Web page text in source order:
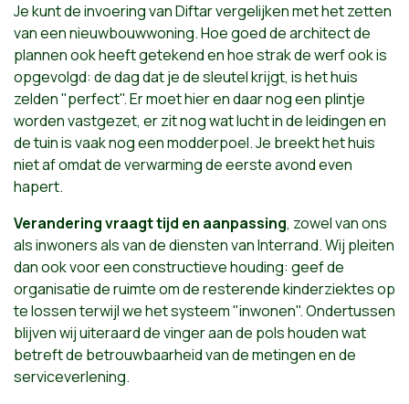
Je kunt de invoering van Diftar vergelijken met het zetten
van een nieuwbouwwoning. Hoe goed de architect de
plannen ook heeft getekend en hoe strak de werf ook is
opgevolgd: de dag dat je de sleutel krijgt, is het huis
zelden "perfect". Er moet hier en daar nog een plintje
worden vastgezet, er zit nog wat lucht in de leidingen en
de tuin is vaak nog een modderpoel. Je breekt het huis
niet af omdat de verwarming de eerste avond even
hapert.
Verandering vraagt tijd en aanpassing, zowel van ons
als inwoners als van de diensten van Interrand. Wij pleiten
dan ook voor een constructieve houding: geef de
organisatie de ruimte om de resterende kinderziektes op
te lossen terwijl we het systeem "inwonen". Ondertussen
blijven wij uiteraard de vinger aan de pols houden wat
betreft de betrouwbaarheid van de metingen en de
serviceverlening.